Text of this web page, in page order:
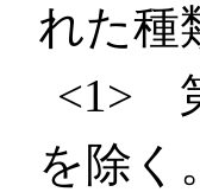
れた種
<1>
を除く